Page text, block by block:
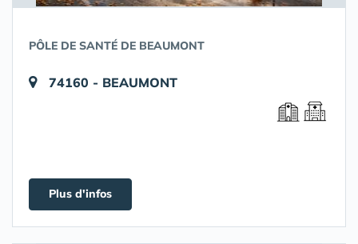
PÔLE DE SANTÉ DE BEAUMONT
74160 - BEAUMONT
Plus d'infos